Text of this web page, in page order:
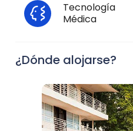
Tecnología
Médica
¿Dónde alojarse?